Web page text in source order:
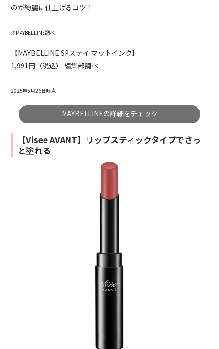
のが綺麗に仕上げるコツ！
※MAYBELLINE調べ
【MAYBELLINE SPステイ マットインク】
1,991円（税込） 編集部調べ
2025年5月26日時点
MAYBELLINEの詳細をチェック
【Visee AVANT】リップスティックタイプでさっ
と塗れる